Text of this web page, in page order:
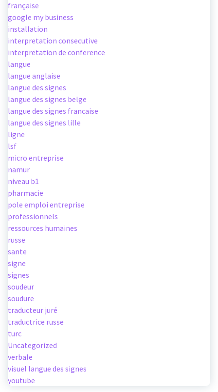
française
google my business
installation
interpretation consecutive
interpretation de conference
langue
langue anglaise
langue des signes
langue des signes belge
langue des signes francaise
langue des signes lille
ligne
lsf
micro entreprise
namur
niveau b1
pharmacie
pole emploi entreprise
professionnels
ressources humaines
russe
sante
signe
signes
soudeur
soudure
traducteur juré
traductrice russe
turc
Uncategorized
verbale
visuel langue des signes
youtube